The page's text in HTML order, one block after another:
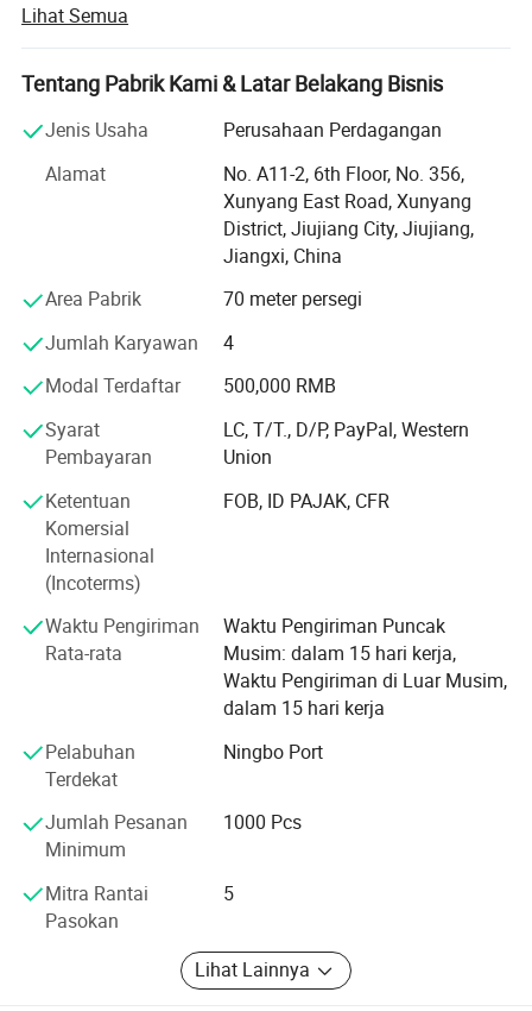
dan sebagainya. Kami juga menawarkan harga yang
bagus dan kualitas yang baik.
Dilengkapi dengan fasilitas-fasilitas canggih dan dengan
kekuatan teknologi yang kuat, kami dapat memproduksi
lebih dari 300 macam produk botol air plastik dan lebih
dari 50 seri, menjual ke lebih dari 50 negara dan kawasan.
Termasuk Amerika Serikat, Jepang, Korea dan Eropa.
Berkat rancangan yang luar biasa, kualitas unggulan dan
aposisi yang elegan. Kami telah bekerja sama dengan
banyak perusahaan ternational yang terkenal. Seperti
kontak kami.
Mengapa memilih kita?
Kami adalah manufaktur utama di Cina yang
pengadaan selama lebih dari 5 tahun.
Kami juga memiliki kualitas yang baik dan harga yang
bagus. Harap percayai kami.
Apa MOQ Anda?
kerja sama dan saling percaya, kami bersedia menerima
pesanan percobaan Anda dengan kuantitas yang sedikit
sehingga Anda dapat memeriksa kualitas dan menguji
reaksi pasar Anda. Silakan menghubungi asisten
penjualan kami dan sampaikan kebutuhan Anda.
Bagaimana cara mendapatkan sampel?
Lihat Semua
Tentang Pabrik Kami & Latar Belakang Bisnis
Jenis Usaha
Perusahaan Perdagangan
Alamat
No. A11-2, 6th Floor, No. 356,
Xunyang East Road, Xunyang
District, Jiujiang City, Jiujiang,
Jiangxi, China
Area Pabrik
70 meter persegi
Jumlah Karyawan
4
Modal Terdaftar
500,000 RMB
Syarat
Pembayaran
LC, T/T., D/P, PayPal, Western
Union
Ketentuan
Komersial
Internasional
(Incoterms)
FOB, ID PAJAK, CFR
Waktu Pengiriman
Rata-rata
Waktu Pengiriman Puncak
Musim: dalam 15 hari kerja,
Waktu Pengiriman di Luar Musim,
dalam 15 hari kerja
Pelabuhan
Terdekat
Ningbo Port
Jumlah Pesanan
Minimum
1000 Pcs
Mitra Rantai
Pasokan
5
Lihat Lainnya